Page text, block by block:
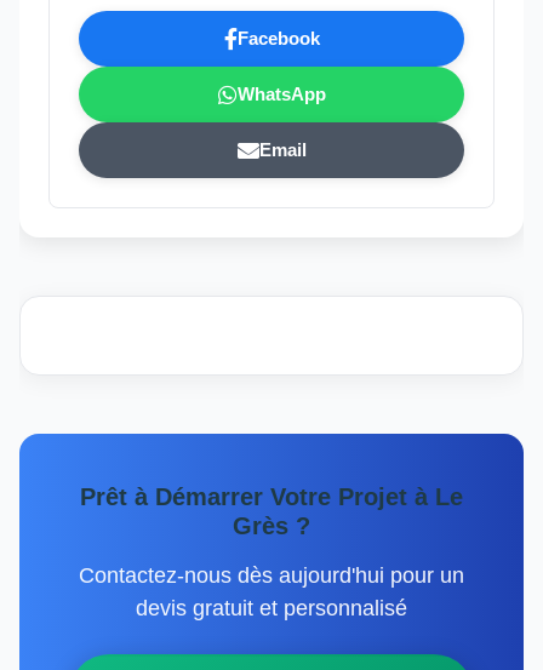
Facebook
WhatsApp
Email
Prêt à Démarrer Votre Projet à Le
Grès ?
Contactez-nous dès aujourd'hui pour un
devis gratuit et personnalisé